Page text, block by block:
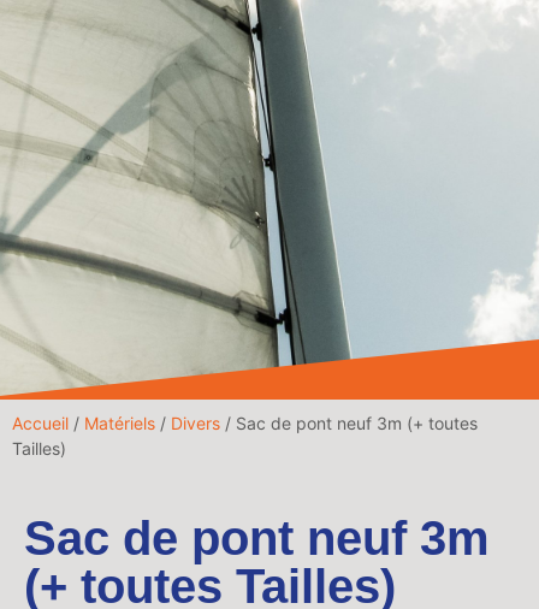
Accueil / Matériels / Divers / Sac de pont neuf 3m (+ toutes
Tailles)
Sac de pont neuf 3m
(+ toutes Tailles)